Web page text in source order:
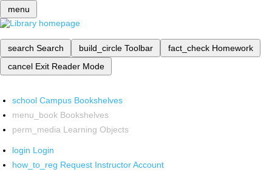
menu
search Search build_circle Toolbar fact_check Homework
cancel Exit Reader Mode
school Campus Bookshelves
menu_book Bookshelves
perm_media Learning Objects
login Login
how_to_reg Request Instructor Account